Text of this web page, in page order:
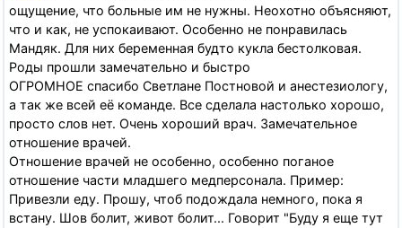
ощущение, что больные им не нужны. Неохотно объясняют,
что и как, не успокаивают. Особенно не понравилась
Мандяк. Для них беременная будто кукла бестолковая.
Роды прошли замечательно и быстро
ОГРОМНОЕ спасибо Светлане Постновой и анестезиологу,
а так же всей её команде. Все сделала настолько хорошо,
просто слов нет. Очень хороший врач. Замечательное
отношение врачей.
Отношение врачей не особенно, особенно поганое
отношение части младшего медперсонала. Пример:
Привезли еду. Прошу, чтоб подождала немного, пока я
встану. Шов болит, живот болит... Говорит "Буду я еще тут